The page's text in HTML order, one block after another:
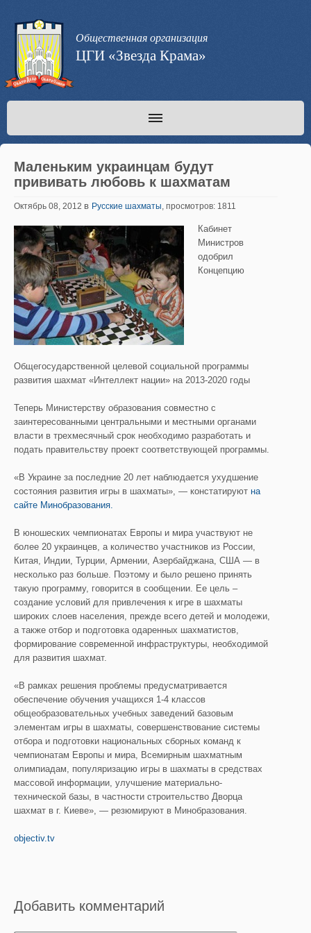
Общественная организация
ЦГИ «Звезда Крама»
Маленьким украинцам будут
прививать любовь к шахматам
Октябрь 08, 2012 в Русские шахматы, просмотров: 1811
Кабинет
Министров
одобрил
Концепцию
Общегосударственной целевой социальной программы
развития шахмат «Интеллект нации» на 2013-2020 годы
Теперь Министерству образования совместно с
заинтересованными центральными и местными органами
власти в трехмесячный срок необходимо разработать и
подать правительству проект соответствующей программы.
«В Украине за последние 20 лет наблюдается ухудшение
состояния развития игры в шахматы», — констатируют на
сайте Минобразования.
В юношеских чемпионатах Европы и мира участвуют не
более 20 украинцев, а количество участников из России,
Китая, Индии, Турции, Армении, Азербайджана, США — в
несколько раз больше. Поэтому и было решено принять
такую программу, говорится в сообщении. Ее цель –
создание условий для привлечения к игре в шахматы
широких слоев населения, прежде всего детей и молодежи,
а также отбор и подготовка одаренных шахматистов,
формирование современной инфраструктуры, необходимой
для развития шахмат.
«В рамках решения проблемы предусматривается
обеспечение обучения учащихся 1-4 классов
общеобразовательных учебных заведений базовым
элементам игры в шахматы, совершенствование системы
отбора и подготовки национальных сборных команд к
чемпионатам Европы и мира, Всемирным шахматным
олимпиадам, популяризацию игры в шахматы в средствах
массовой информации, улучшение материально-
технической базы, в частности строительство Дворца
шахмат в г. Киеве», — резюмируют в Минобразования.
objectiv.tv
Добавить комментарий